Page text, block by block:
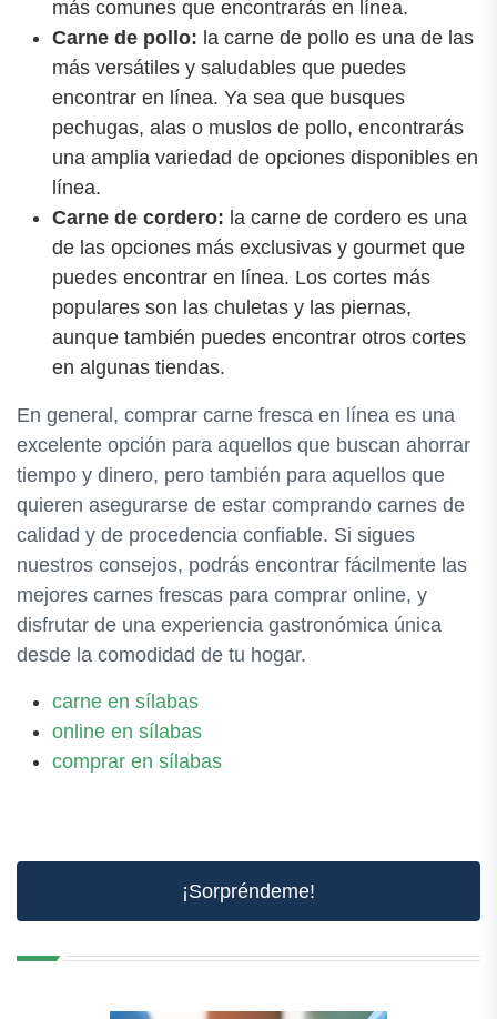
más comunes que encontrarás en línea.
Carne de pollo: la carne de pollo es una de las
más versátiles y saludables que puedes
encontrar en línea. Ya sea que busques
pechugas, alas o muslos de pollo, encontrarás
una amplia variedad de opciones disponibles en
línea.
Carne de cordero: la carne de cordero es una
de las opciones más exclusivas y gourmet que
puedes encontrar en línea. Los cortes más
populares son las chuletas y las piernas,
aunque también puedes encontrar otros cortes
en algunas tiendas.
En general, comprar carne fresca en línea es una
excelente opción para aquellos que buscan ahorrar
tiempo y dinero, pero también para aquellos que
quieren asegurarse de estar comprando carnes de
calidad y de procedencia confiable. Si sigues
nuestros consejos, podrás encontrar fácilmente las
mejores carnes frescas para comprar online, y
disfrutar de una experiencia gastronómica única
desde la comodidad de tu hogar.
carne en sílabas
online en sílabas
comprar en sílabas
¡Sorpréndeme!